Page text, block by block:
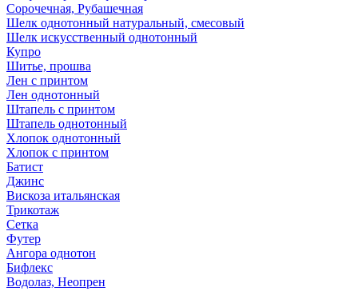
Сорочечная, Рубашечная
Шелк однотонный натуральный, смесовый
Шелк искусственный однотонный
Купро
Шитье, прошва
Лен с принтом
Лен однотонный
Штапель с принтом
Штапель однотонный
Хлопок однотонный
Хлопок с принтом
Батист
Джинс
Вискоза итальянская
Трикотаж
Сетка
Футер
Ангора однотон
Бифлекс
Водолаз, Неопрен